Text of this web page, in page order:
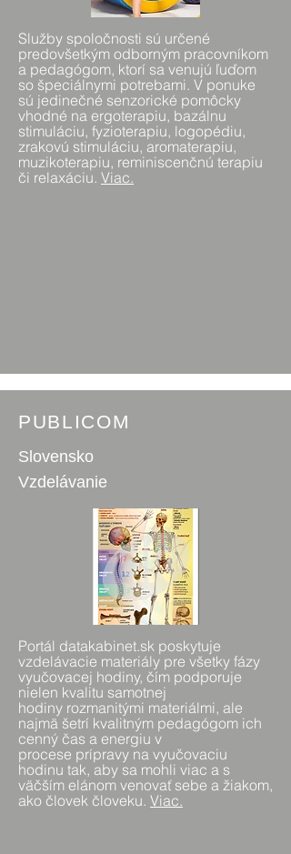
Služby spoločnosti sú určené
predovšetkým odborným pracovníkom
a pedagógom, ktorí sa venujú ľuďom
so špeciálnymi potrebami. V ponuke
sú jedinečné senzorické pomôcky
vhodné na ergoterapiu, bazálnu
stimuláciu, fyzioterapiu, logopédiu,
zrakovú stimuláciu, aromaterapiu,
muzikoterapiu, reminiscenčnú terapiu
či relaxáciu. Viac.
PUBLICOM
Slovensko
Vzdelávanie
Portál datakabinet.sk poskytuje
vzdelávacie materiály pre všetky fázy
vyučovacej hodiny, čím podporuje
nielen kvalitu samotnej
hodiny rozmanitými materiálmi, ale
najmä šetrí kvalitným pedagógom ich
cenný čas a energiu v
procese prípravy na vyučovaciu
hodinu tak, aby sa mohli viac a s
väčším elánom venovať sebe a žiakom,
ako človek človeku. Viac.